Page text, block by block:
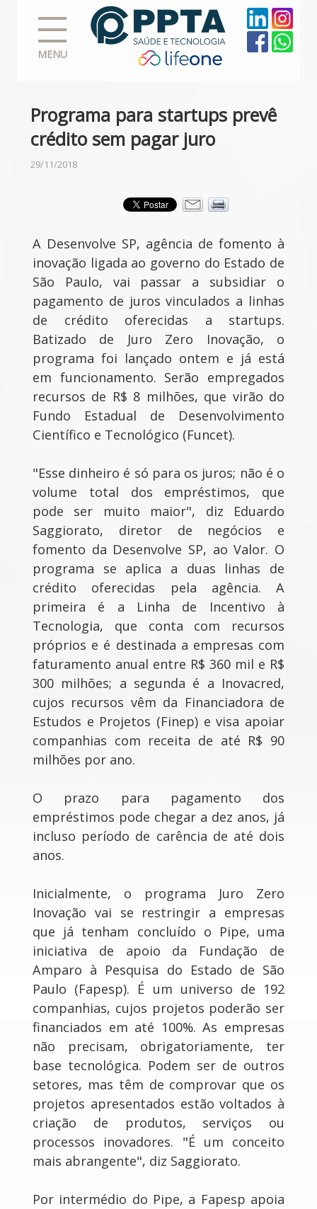
MENU
Programa para startups prevê
crédito sem pagar juro
29/11/2018
A Desenvolve SP, agência de fomento à
inovação ligada ao governo do Estado de
São Paulo, vai passar a subsidiar o
pagamento de juros vinculados a linhas
de crédito oferecidas a startups.
Batizado de Juro Zero Inovação, o
programa foi lançado ontem e já está
em funcionamento. Serão empregados
recursos de R$ 8 milhões, que virão do
Fundo Estadual de Desenvolvimento
Científico e Tecnológico (Funcet).
"Esse dinheiro é só para os juros; não é o
volume total dos empréstimos, que
pode ser muito maior", diz Eduardo
Saggiorato, diretor de negócios e
fomento da Desenvolve SP, ao Valor. O
programa se aplica a duas linhas de
crédito oferecidas pela agência. A
primeira é a Linha de Incentivo à
Tecnologia, que conta com recursos
próprios e é destinada a empresas com
faturamento anual entre R$ 360 mil e R$
300 milhões; a segunda é a Inovacred,
cujos recursos vêm da Financiadora de
Estudos e Projetos (Finep) e visa apoiar
companhias com receita de até R$ 90
milhões por ano.
O prazo para pagamento dos
empréstimos pode chegar a dez anos, já
incluso período de carência de até dois
anos.
Inicialmente, o programa Juro Zero
Inovação vai se restringir a empresas
que já tenham concluído o Pipe, uma
iniciativa de apoio da Fundação de
Amparo à Pesquisa do Estado de São
Paulo (Fapesp). É um universo de 192
companhias, cujos projetos poderão ser
financiados em até 100%. As empresas
não precisam, obrigatoriamente, ter
base tecnológica. Podem ser de outros
setores, mas têm de comprovar que os
projetos apresentados estão voltados à
criação de produtos, serviços ou
processos inovadores. "É um conceito
mais abrangente", diz Saggiorato.
Por intermédio do Pipe, a Fapesp apoia